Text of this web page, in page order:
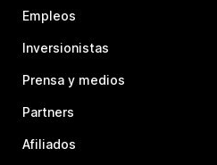
Empleos
Inversionistas
Prensa y medios
Partners
Afiliados